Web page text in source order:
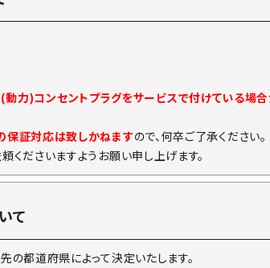
力)コンセントプラグをサービスで付けている場
保証対応は致しかねますので、何卒ご了承ください。
ださいますようお願い申し上げます。
て
都道府県によって決定いたします。